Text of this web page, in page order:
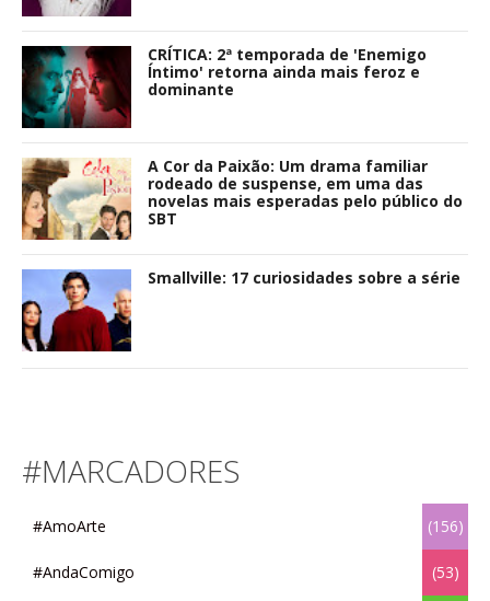
CRÍTICA: 2ª temporada de 'Enemigo
Íntimo' retorna ainda mais feroz e
dominante
A Cor da Paixão: Um drama familiar
rodeado de suspense, em uma das
novelas mais esperadas pelo público do
SBT
Smallville: 17 curiosidades sobre a série
#MARCADORES
#AmoArte (156)
#AndaComigo (53)